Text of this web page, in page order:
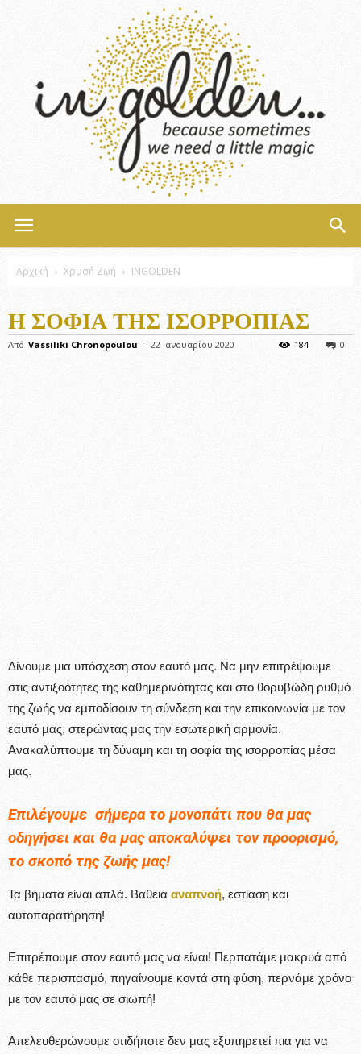
Αρχική Χρυσή Ζωή INGOLDEN
Η ΣΟΦΙΑ ΤΗΣ ΙΣΟΡΡΟΠΙΑΣ
Από Vassiliki Chronopoulou - 22 Ιανουαρίου 2020 0
184
Δίνουμε μια υπόσχεση στον εαυτό μας. Να μην επιτρέψουμε
στις αντιξοότητες της καθημερινότητας και στο θορυβώδη ρυθμό
της ζωής να εμποδίσουν τη σύνδεση και την επικοινωνία με τον
εαυτό μας, στερώντας μας την εσωτερική αρμονία.
Ανακαλύπτουμε τη δύναμη και τη σοφία της ισορροπίας μέσα
μας.
Επιλέγουμε σήμερα το μονοπάτι που θα μας
οδηγήσει και θα μας αποκαλύψει τον προορισμό,
το σκοπό της ζωής μας!
Τα βήματα είναι απλά. Βαθειά αναπνοή, εστίαση και
αυτοπαρατήρηση!
Επιτρέπουμε στον εαυτό μας να είναι! Περπατάμε μακρυά από
κάθε περισπασμό, πηγαίνουμε κοντά στη φύση, περνάμε χρόνο
με τον εαυτό μας σε σιωπή!
Απελευθερώνουμε οτιδήποτε δεν μας εξυπηρετεί πια για να